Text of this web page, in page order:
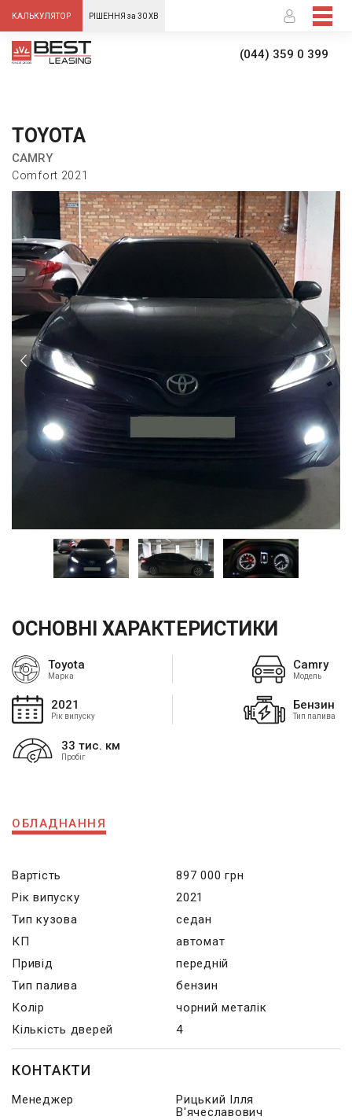
КАЛЬКУЛЯТОР РІШЕННЯ за 30 ХВ
(044) 359 0 399
TOYOTA
CAMRY
Comfort 2021
ОСНОВНІ ХАРАКТЕРИСТИКИ
Toyota
Марка
Camry
Модель
2021
Рік випуску
Бензин
Тип палива
33 тис. км
Пробіг
ОБЛАДНАННЯ
Вартість
897 000 грн
Рік випуску
2021
Тип кузова
седан
КП
автомат
Привід
передній
Тип палива
бензин
Колір
чорний металік
Кількість дверей
4
КОНТАКТИ
Менеджер
Рицький Ілля
В'ячеславович